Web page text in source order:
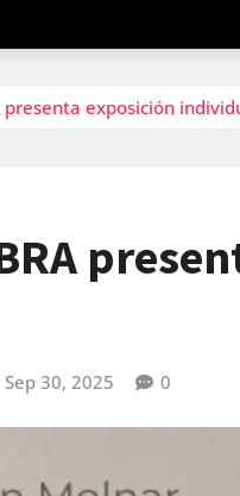
presenta exposición
Sep 30, 2025 0